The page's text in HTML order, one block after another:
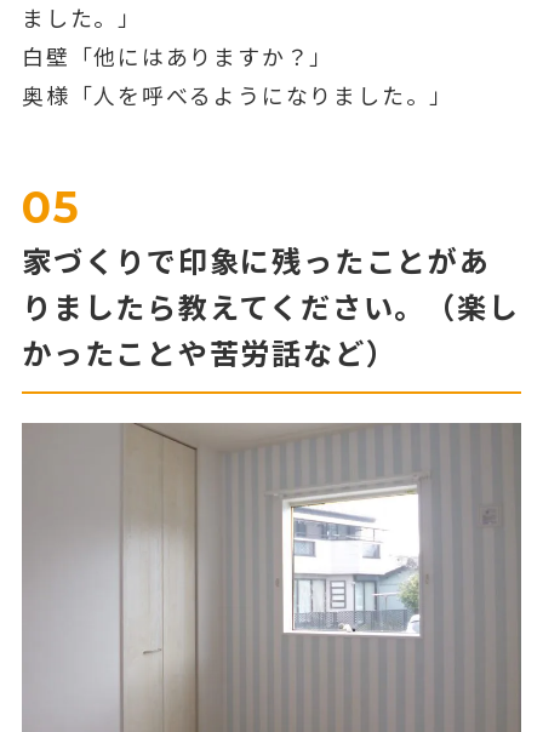
ました。」
白壁「他にはありますか？」
奥様「人を呼べるようになりました。」
05
家づくりで印象に残ったことがあ
りましたら教えてください。（楽し
かったことや苦労話など）